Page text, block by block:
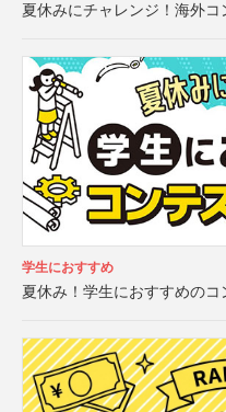
夏休みにチャレンジ！海外コ
学生におすすめ
夏休み！学生におすすめのコ